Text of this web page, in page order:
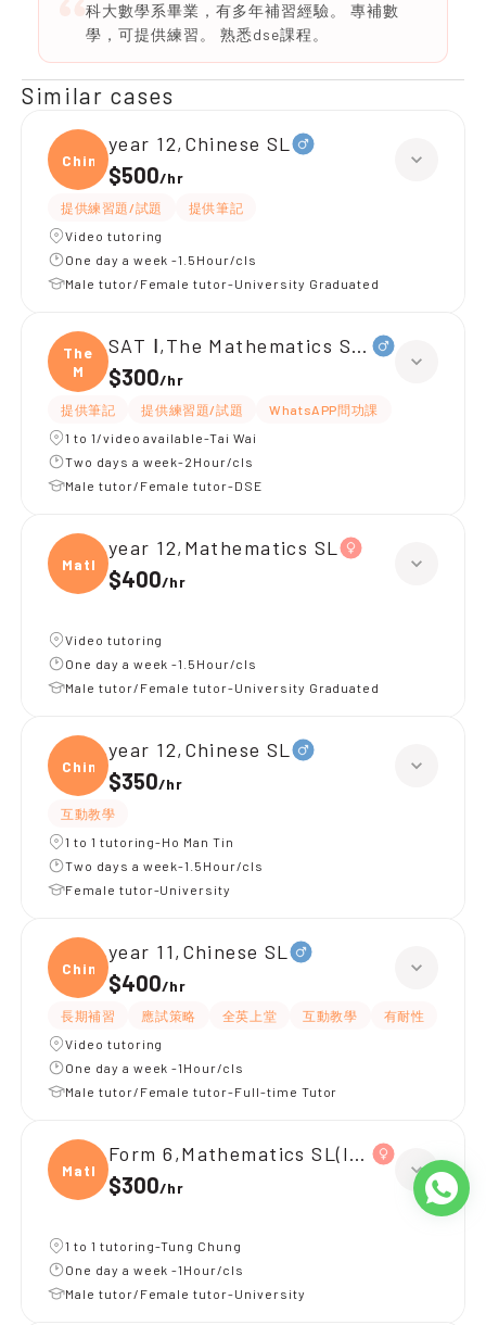
科大數學系畢業，有多年補習經驗。 專補數
學，可提供練習。 熟悉dse課程。
Similar cases
Chine
year 12,Chinese SL
$500/hr
提供練習題/試題
提供筆記
Video tutoring
One day a week -1.5Hour/cls
Male tutor/Female tutor-University Graduated
The
M
SAT Ⅰ,The Mathematics Section
$300/hr
提供筆記 提供練習題/試題
WhatsAPP問功課
1 to 1/video available-Tai Wai
Two days a week-2Hour/cls
Male tutor/Female tutor-DSE
Mathe
year 12,Mathematics SL
$400/hr
Video tutoring
One day a week -1.5Hour/cls
Male tutor/Female tutor-University Graduated
Chine
year 12,Chinese SL
$350/hr
互動教學
1 to 1 tutoring-Ho Man Tin
Two days a week-1.5Hour/cls
Female tutor-University
Chine
year 11,Chinese SL
$400/hr
長期補習 應試策略 全英上堂 互動教學
有耐性
Video tutoring
One day a week -1Hour/cls
Male tutor/Female tutor-Full-time Tutor
Mathe
Form 6,Mathematics SL(IB Maths AA
$300/hr
1 to 1 tutoring-Tung Chung
One day a week -1Hour/cls
Male tutor/Female tutor-University